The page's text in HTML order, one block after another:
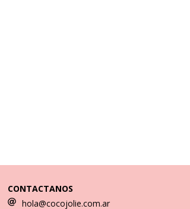
CONTACTANOS
hola@cocojolie.com.ar